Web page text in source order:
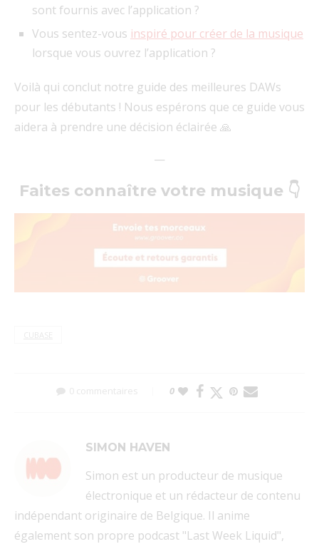
sont fournis avec l’application ?
Vous sentez-vous inspiré pour créer de la musique
lorsque vous ouvrez l’application ?
Voilà qui conclut notre guide des meilleures DAWs
pour les débutants ! Nous espérons que ce guide vous
aidera à prendre une décision éclairée 🙏
—
Faites connaître votre musique 👇
CUBASE
0 commentaires 0
SIMON HAVEN
Simon est un producteur de musique
électronique et un rédacteur de contenu
indépendant originaire de Belgique. Il anime
également son propre podcast "Last Week Liquid",